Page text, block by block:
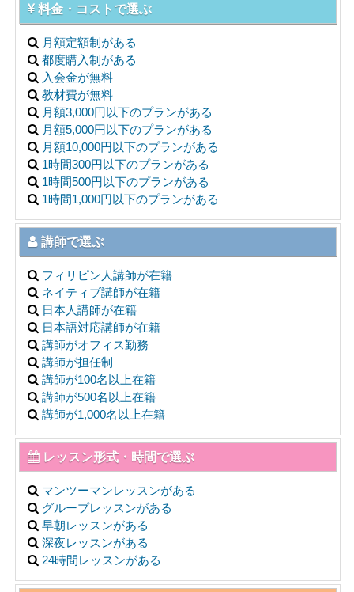
料金・コストで選ぶ
月額定額制がある
都度購入制がある
入会金が無料
教材費が無料
月額3,000円以下のプランがある
月額5,000円以下のプランがある
月額10,000円以下のプランがある
1時間300円以下のプランがある
1時間500円以下のプランがある
1時間1,000円以下のプランがある
講師で選ぶ
フィリピン人講師が在籍
ネイティブ講師が在籍
日本人講師が在籍
日本語対応講師が在籍
講師がオフィス勤務
講師が担任制
講師が100名以上在籍
講師が500名以上在籍
講師が1,000名以上在籍
レッスン形式・時間で選ぶ
マンツーマンレッスンがある
グループレッスンがある
早朝レッスンがある
深夜レッスンがある
24時間レッスンがある